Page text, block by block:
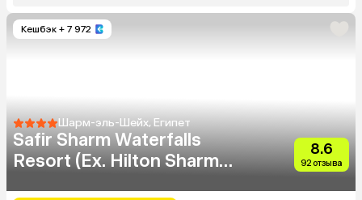
Кешбэк + 7 972
Шарм-эль-Шейх, Египет
Safir Sharm Waterfalls
Resort (Ex. Hilton Sharm
8.6
92 отзыва